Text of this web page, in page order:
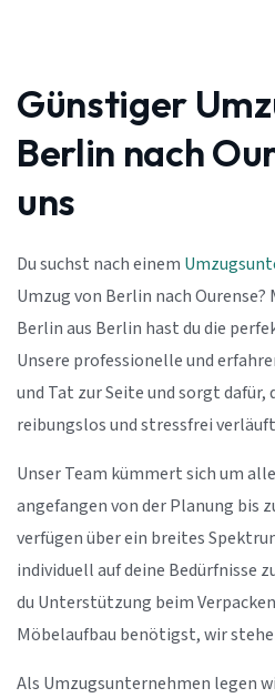
Günstiger
Berlin nach
uns
Du suchst nach einem
Umzug von Berlin nach
Berlin aus Berlin hast du die
Unsere professionelle und
und Tat zur Seite und sorgt dafür,
reibungslos und stressfrei
Unser Team kümmert sich um
angefangen von der Planung bis
verfügen über ein breites
individuell auf deine Bedürfnisse
du Unterstützung beim
Möbelaufbau benötigst, wir
Als Umzugsunternehmen legen